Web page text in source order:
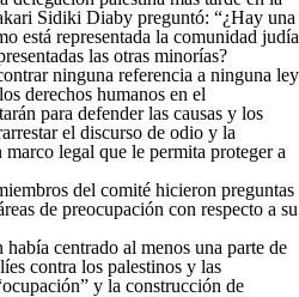
Sidiki Diaby preguntó: “¿Hay una
está representada la comunidad judía
las otras minorías?
ninguna referencia a ninguna ley
derechos humanos en el
para defender las causas y los
el discurso de odio y la
legal que le permita proteger a
del comité hicieron preguntas
de preocupación con respecto a su
centrado al menos una parte de
contra los palestinos y las
y la construcción de